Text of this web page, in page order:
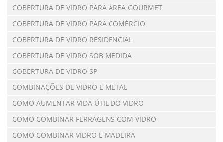
COBERTURA DE VIDRO PARA ÁREA GOURMET
COBERTURA DE VIDRO PARA COMÉRCIO
COBERTURA DE VIDRO RESIDENCIAL
COBERTURA DE VIDRO SOB MEDIDA
COBERTURA DE VIDRO SP
COMBINAÇÕES DE VIDRO E METAL
COMO AUMENTAR VIDA ÚTIL DO VIDRO
COMO COMBINAR FERRAGENS COM VIDRO
COMO COMBINAR VIDRO E MADEIRA